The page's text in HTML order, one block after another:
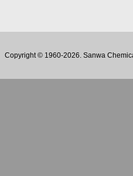
Copyright © 1960-2026. Sanwa